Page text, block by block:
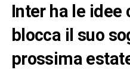
Inter ha le
blocca il suo
prossima